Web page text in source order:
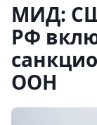
МИД:
РФ
ООН